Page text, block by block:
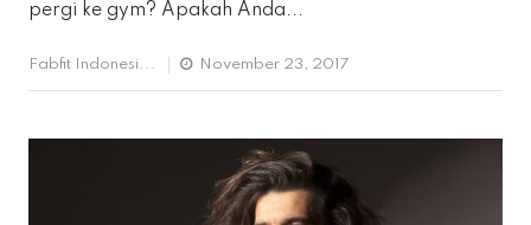
pergi ke gym? Apakah Anda...
Fabfit Indonesi... November 23, 2017